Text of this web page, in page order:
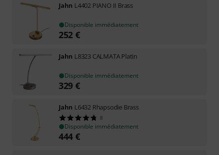
Jahn L4402 PIANO II Brass
Disponible immédiatement
252 €
Jahn L8323 CALMATA Platin
Disponible immédiatement
329 €
Jahn L6432 Rhapsodie Brass
8
Disponible immédiatement
444 €